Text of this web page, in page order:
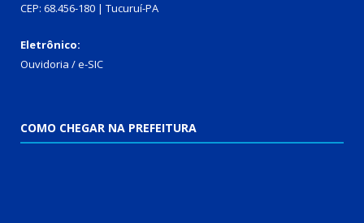
CEP: 68.456-180 | Tucuruí-PA
Eletrônico:
Ouvidoria /e-SIC
COMO CHEGAR NA PREFEITURA